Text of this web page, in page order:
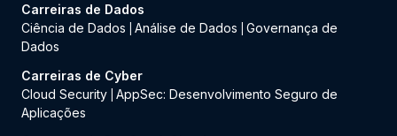
Carreiras de Dados
Ciência de Dados
Análise de Dados
Governança de
Dados
Carreiras de Cyber
Cloud Security AppSec: Desenvolvimento Seguro de
Aplicações